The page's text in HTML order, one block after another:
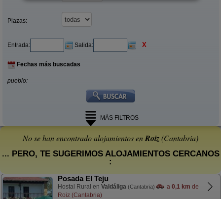
Plazas:
Entrada: Salida: X
Fechas más buscadas
pueblo:
MÁS FILTROS
No se han encontrado alojamientos enRoiz(Cantabria)
... PERO, TE SUGERIMOS ALOJAMIENTOS CERCANOS
:
Posada El Teju
Hostal Rural en Valdáliga (Cantabria) a 0,1 km de
Roiz (Cantabria)